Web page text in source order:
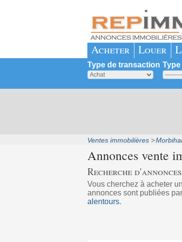
Acheter Louer
Type de transaction
Ventes immobilières
Annonces vente
Recherche
Vous cherchez à acheter
annonces sont publiées
alentours.